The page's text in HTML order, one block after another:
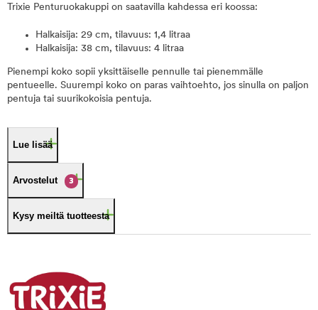
Trixie Penturuokakuppi on saatavilla kahdessa eri koossa:
Halkaisija: 29 cm, tilavuus: 1,4 litraa
Halkaisija: 38 cm, tilavuus: 4 litraa
Pienempi koko sopii yksittäiselle pennulle tai pienemmälle
pentueelle. Suurempi koko on paras vaihtoehto, jos sinulla on paljon
pentuja tai suurikokoisia pentuja.
Lue lisää
Arvostelut 3
Kysy meiltä tuotteesta